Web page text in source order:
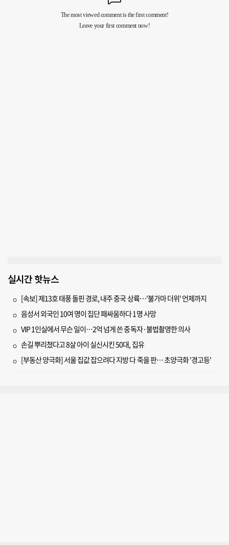
실시간 핫뉴스
[속보] 제13호 태풍 돌핀 경로, 내주 중국 상륙…'불가마 더위' 언제까지
음성서 외국인 10여 명이 집단 패싸움하다 1명 사망
VIP 1인실에서 무슨 일이…2억 넘게 쓴 중독자·불법촬영한 의사
손길 뿌리쳤다고 8살 아이 실신시킨 50대, 집유
[부동산 양극화] 서울 집값 잡으려다 지방 다 죽을 판… 초양극화 '경고등'